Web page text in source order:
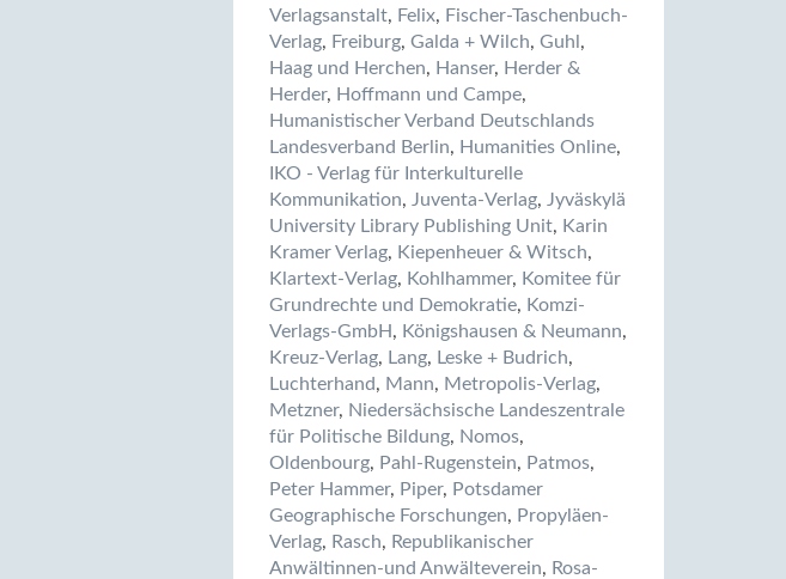
Verlagsanstalt, Felix, Fischer-Taschenbuch-
Verlag, Freiburg, Galda + Wilch, Guhl ,
Haag und Herchen, Hanser, Herder &
Herder, Hoffmann und Campe,
Humanistischer Verband Deutschlands
Landesverband Berlin, Humanities Online,
IKO - Verlag für Interkulturelle
Kommunikation, Juventa-Verlag, Jyväskylä
University Library Publishing Unit, Karin
Kramer Verlag, Kiepenheuer & Witsch,
Klartext-Verlag, Kohlhammer, Komitee für
Grundrechte und Demokratie, Komzi-
Verlags-GmbH, Königshausen & Neumann,
Kreuz-Verlag, Lang, Leske + Budrich,
Luchterhand, Mann, Metropolis-Verlag,
Metzner, Niedersächsische Landeszentrale
für Politische Bildung, Nomos,
Oldenbourg, Pahl-Rugenstein, Patmos,
Peter Hammer, Piper, Potsdamer
Geographische Forschungen, Propyläen-
Verlag, Rasch, Republikanischer
Anwältinnen-und Anwälteverein, Rosa-